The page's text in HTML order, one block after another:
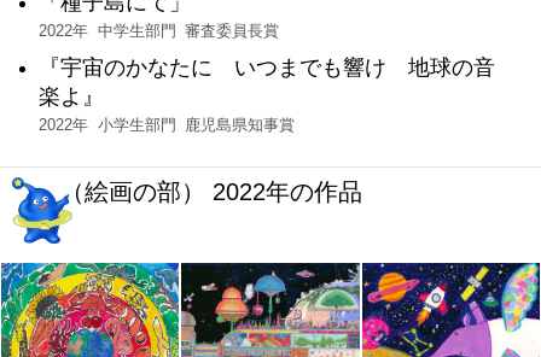
2022年 中学生部門 審査委員長賞
『宇宙のかなたに いつまでも響け 地球の音
楽よ』
2022年 小学生部門 鹿児島県知事賞
（絵画の部） 2022年の作品